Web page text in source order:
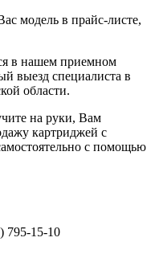
модель в прайс-листе,
в нашем приемном
выезд специалиста в
области.
на руки, Вам
картриджей с
с помощью
795-15-10